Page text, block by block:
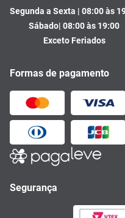
Segunda a Sexta | 08:00 às
Sábado| 08:00 às 19:00
Exceto Feriados
Formas de pagamento
Segurança